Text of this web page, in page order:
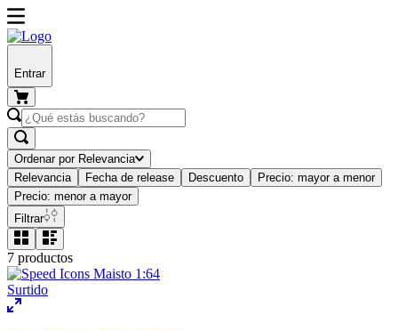
Entrar
Ordenar por Relevancia
Relevancia
Fecha de release Descuento
Precio: mayor a menor
Precio: menor a mayor
Filtrar
7 productos